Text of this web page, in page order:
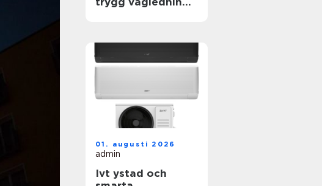
01. augusti 2026
admin
Ivt ystad och